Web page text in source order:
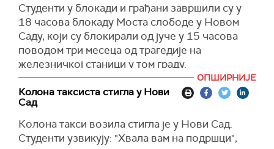
Студенти у блокади и грађани завршили су у
18 часова блокаду Моста слободе у Новом
Саду, који су блокирали од јуче у 15 часова
поводом три месеца од трагедије на
железничкој станици у том граду.
Учесници блокаде су се упутили ка
студентском кампусу, а са моста је отишла и
група пољопривредника која је тракторима
блокирала мост, преносе медији.
Блокада је данас у 15 часова продужена за
ОПШИРНИЈЕ
Колона таксиста стигла у Нови
Сад
Колона такси возила стигла је у Нови Сад.
Студенти узвикују: "Хвала вам на подршци",